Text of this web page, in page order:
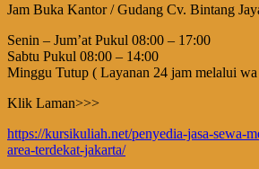
Jam Buka Kantor / Gudang Cv. Bintang
Senin – Jum’at Pukul 08:00 – 17:00
Sabtu Pukul 08:00 – 14:00
Minggu Tutup ( Layanan 24 jam melalui
Klik Laman>>>
https://kursikuliah.net/penyedia-jasa-sewa-
area-terdekat-jakarta/